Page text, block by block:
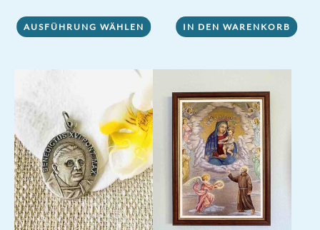
AUSFÜHRUNG WÄHLEN
Produkt
mehrere
auf.
Die
Optionen
können
auf
der
IN DEN WARENKORB